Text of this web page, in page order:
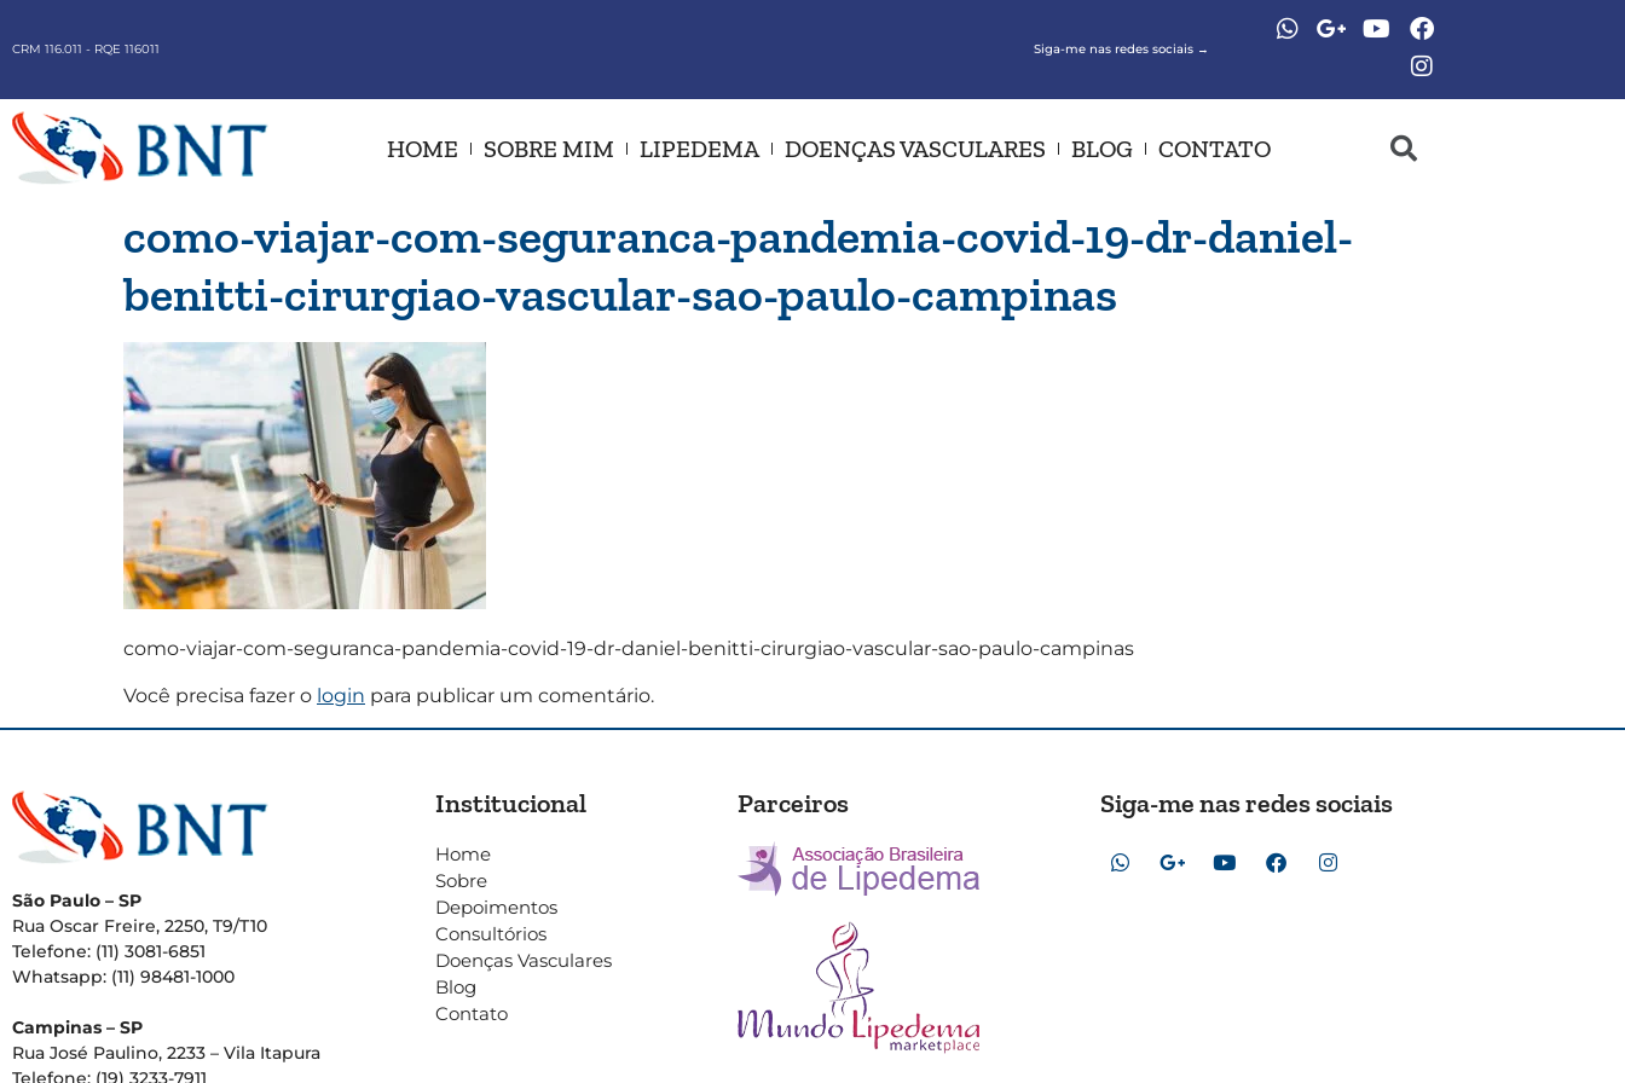
CRM 116.011 - RQE 116011 Siga-me nas redes sociais →
HOME SOBRE MIM LIPEDEMA DOENÇAS VASCULARES BLOG CONTATO
como-viajar-com-seguranca-pandemia-covid-19-dr-daniel-
benitti-cirurgiao-vascular-sao-paulo-campinas
como-viajar-com-seguranca-pandemia-covid-19-dr-daniel-benitti-cirurgiao-vascular-sao-paulo-campinas
Você precisa fazer o login para publicar um comentário.
São Paulo – SP
Rua Oscar Freire, 2250, T9/T10
Telefone: (11) 3081-6851
Whatsapp: (11) 98481-1000
Campinas – SP
Rua José Paulino, 2233 – Vila Itapura
Telefone: (19) 3233-7911
Institucional
Home
Sobre
Depoimentos
Consultórios
Doenças Vasculares
Blog
Contato
Parceiros Siga-me nas redes sociais